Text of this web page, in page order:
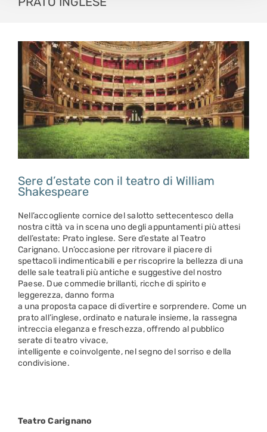
Sere d’estate con il teatro di William
Shakespeare
Nell’accogliente cornice del salotto settecentesco della
nostra città va in scena uno degli appuntamenti più attesi
dell’estate: Prato inglese. Sere d’estate al Teatro
Carignano. Un’occasione per ritrovare il piacere di
spettacoli indimenticabili e per riscoprire la bellezza di una
delle sale teatrali più antiche e suggestive del nostro
Paese. Due commedie brillanti, ricche di spirito e
leggerezza, danno forma
a una proposta capace di divertire e sorprendere. Come un
prato all’inglese, ordinato e naturale insieme, la rassegna
intreccia eleganza e freschezza, offrendo al pubblico
serate di teatro vivace,
intelligente e coinvolgente, nel segno del sorriso e della
condivisione.
Teatro Carignano